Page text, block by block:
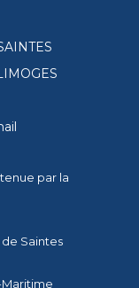
par la
Saintes